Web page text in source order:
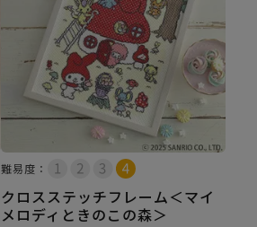
難易度：
クロスステッチフレーム＜マイ
メロディときのこの森＞